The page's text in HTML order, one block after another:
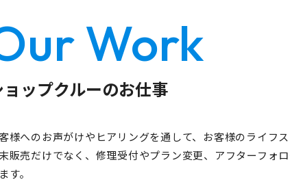
Work
ョップクルーのお仕事
様へのお声がけやヒアリングを通して、お客様のライフ
販売だけでなく、修理受付やプラン変更、アフターフォ
す。